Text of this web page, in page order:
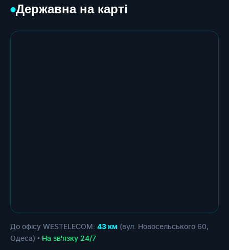
●Державна на карті
До офісу WESTELECOM: 43 км (вул. Новосельського 60,
Одеса) • На зв'язку 24/7